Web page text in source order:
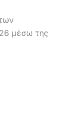
μέσω της